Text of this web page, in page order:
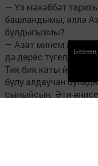
— Үз мәхәббәт
башландымы, әллә
булдыгызмы?
— Азат минем арттан
дә дөрес түгелдер, 8
Тик бик каты йөрде
булу алдаучан
сыныйсың. Әти-